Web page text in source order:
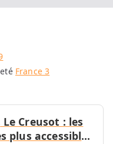
France 3
Creusot : les
plus accessibles